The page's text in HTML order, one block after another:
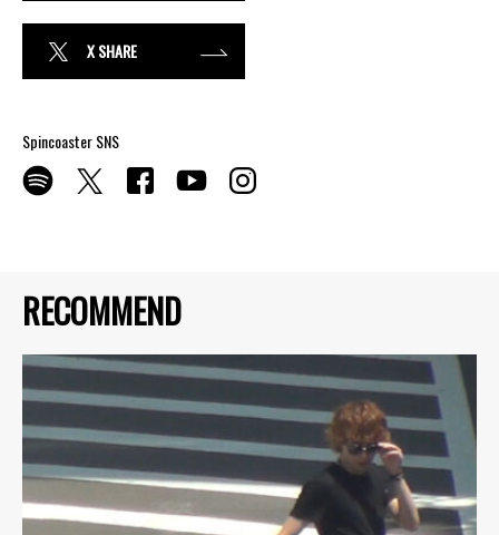
RECOMMEND
X SHARE
Spincoaster SNS